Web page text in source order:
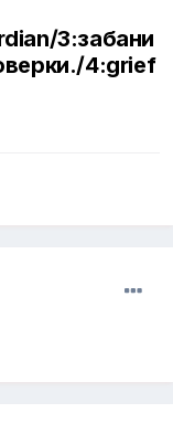
3:забани
4:grief